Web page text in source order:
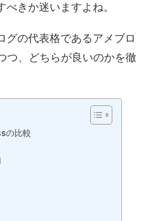
きか迷いますよね。
グの代表格であるアメブロ
つ、どちらが良いのかを徹
の比較